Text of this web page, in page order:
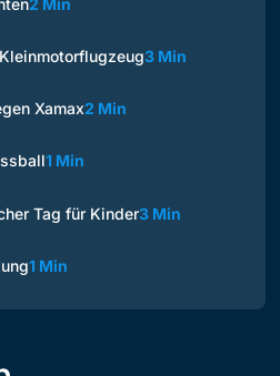
3 Min
Xamax2 Min
1 Min
Tag für Kinder3 Min
1 Min